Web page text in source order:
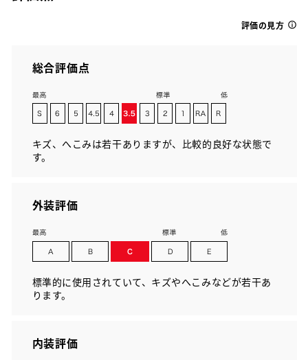
評価の見方
総合評価点
キズ、へこみは若干ありますが、比較的良好な状態で
す。
外装評価
標準的に使用されていて、キズやへこみなどが若干あ
ります。
内装評価